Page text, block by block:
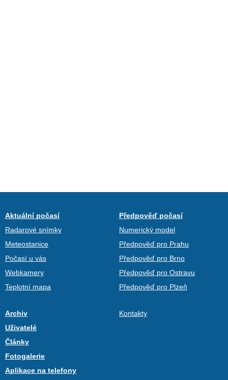
Aktuální počasí
Radarové snímky
Meteostanice
Počasí u vás
Webkamery
Teplotní mapa
Předpověď počasí
Numerický model
Předpověď pro Prahu
Předpověď pro Brno
Předpověď pro Ostravu
Předpověď pro Plzeň
Archiv
Uživatelé
Články
Fotogalerie
Aplikace na telefony
Kontakty